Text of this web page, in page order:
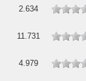
2.634
11.731
4.979